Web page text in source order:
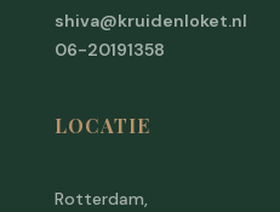
shiva@kruidenloket.nl
06-20191358
LOCATIE
Rotterdam,